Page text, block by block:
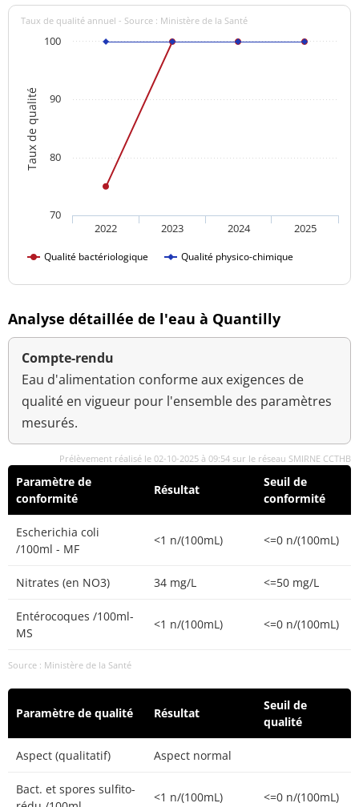
Taux de qualité
Taux de qualité annuel - Source : Ministère de la Santé
Qualité bactériologique Qualité physico-chimique
2022 2023 2024 2025
70
80
90
100
Analyse détaillée de l'eau à Quantilly
Compte-rendu
Eau d'alimentation conforme aux exigences de
qualité en vigueur pour l'ensemble des paramètres
mesurés.
Prélèvement réalisé le 02-10-2025 à 09:54 sur le réseau SMIRNE CCTHB
Paramètre de
conformité
Résultat
Seuil de
conformité
Escherichia coli
/100ml - MF
<1 n/(100mL) <=0 n/(100mL)
Nitrates (en NO3) 34 mg/L <=50 mg/L
Entérocoques /100ml-
MS
<1 n/(100mL) <=0 n/(100mL)
Source : Ministère de la Santé
Paramètre de qualité Résultat
Seuil de
qualité
Aspect (qualitatif) Aspect normal
Bact. et spores sulfito-
<1 n/(100mL) <=0 n/(100mL)